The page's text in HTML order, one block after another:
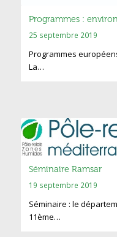
Programmes :
25 septembre 2019
Programmes
La…
Séminaire Ramsar
19 septembre 2019
Séminaire : le
11ème…